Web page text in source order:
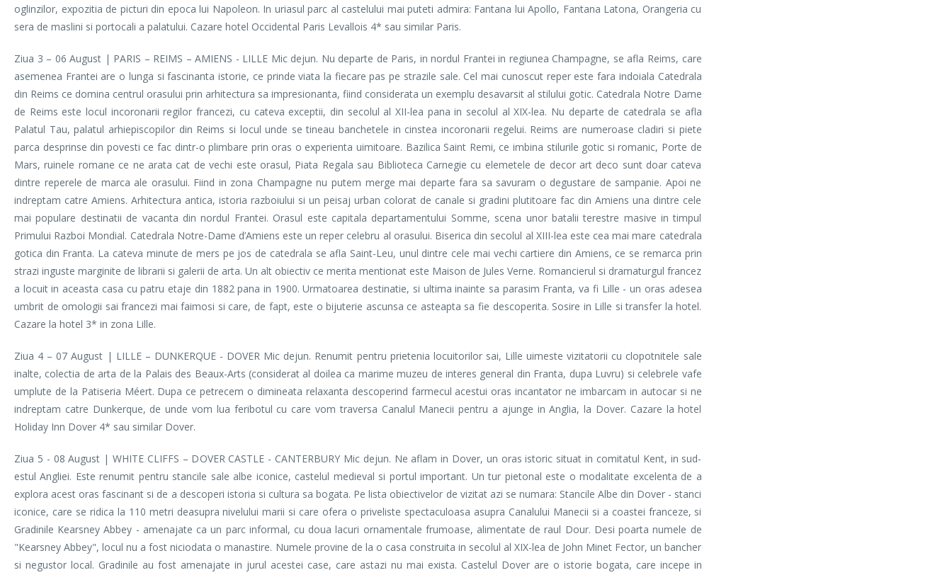
oglinzilor, expozitia de picturi din epoca lui Napoleon. In uriasul parc al castelului mai puteti admira: Fantana lui Apollo, Fantana Latona, Orangeria cu
sera de maslini si portocali a palatului. Cazare hotel Occidental Paris Levallois 4* sau similar Paris.
Ziua 3 – 06 August | PARIS – REIMS – AMIENS - LILLE Mic dejun. Nu departe de Paris, in nordul Frantei in regiunea Champagne, se afla Reims, care
asemenea Frantei are o lunga si fascinanta istorie, ce prinde viata la fiecare pas pe strazile sale. Cel mai cunoscut reper este fara indoiala Catedrala
din Reims ce domina centrul orasului prin arhitectura sa impresionanta, fiind considerata un exemplu desavarsit al stilului gotic. Catedrala Notre Dame
de Reims este locul incoronarii regilor francezi, cu cateva exceptii, din secolul al XII-lea pana in secolul al XIX-lea. Nu departe de catedrala se afla
Palatul Tau, palatul arhiepiscopilor din Reims si locul unde se tineau banchetele in cinstea incoronarii regelui. Reims are numeroase cladiri si piete
parca desprinse din povesti ce fac dintr-o plimbare prin oras o experienta uimitoare. Bazilica Saint Remi, ce imbina stilurile gotic si romanic, Porte de
Mars, ruinele romane ce ne arata cat de vechi este orasul, Piata Regala sau Biblioteca Carnegie cu elemetele de decor art deco sunt doar cateva
dintre reperele de marca ale orasului. Fiind in zona Champagne nu putem merge mai departe fara sa savuram o degustare de sampanie. Apoi ne
indreptam catre Amiens. Arhitectura antica, istoria razboiului si un peisaj urban colorat de canale si gradini plutitoare fac din Amiens una dintre cele
mai populare destinatii de vacanta din nordul Frantei. Orasul este capitala departamentului Somme, scena unor batalii terestre masive in timpul
Primului Razboi Mondial. Catedrala Notre-Dame d’Amiens este un reper celebru al orasului. Biserica din secolul al XIII-lea este cea mai mare catedrala
gotica din Franta. La cateva minute de mers pe jos de catedrala se afla Saint-Leu, unul dintre cele mai vechi cartiere din Amiens, ce se remarca prin
strazi inguste marginite de librarii si galerii de arta. Un alt obiectiv ce merita mentionat este Maison de Jules Verne. Romancierul si dramaturgul francez
a locuit in aceasta casa cu patru etaje din 1882 pana in 1900. Urmatoarea destinatie, si ultima inainte sa parasim Franta, va fi Lille - un oras adesea
umbrit de omologii sai francezi mai faimosi si care, de fapt, este o bijuterie ascunsa ce asteapta sa fie descoperita. Sosire in Lille si transfer la hotel.
Cazare la hotel 3* in zona Lille.
Ziua 4 – 07 August | LILLE – DUNKERQUE - DOVER Mic dejun. Renumit pentru prietenia locuitorilor sai, Lille uimeste vizitatorii cu clopotnitele sale
inalte, colectia de arta de la Palais des Beaux-Arts (considerat al doilea ca marime muzeu de interes general din Franta, dupa Luvru) si celebrele vafe
umplute de la Patiseria Méert. Dupa ce petrecem o dimineata relaxanta descoperind farmecul acestui oras incantator ne imbarcam in autocar si ne
indreptam catre Dunkerque, de unde vom lua feribotul cu care vom traversa Canalul Manecii pentru a ajunge in Anglia, la Dover. Cazare la hotel
Holiday Inn Dover 4* sau similar Dover.
Ziua 5 - 08 August | WHITE CLIFFS – DOVER CASTLE - CANTERBURY Mic dejun. Ne aflam in Dover, un oras istoric situat in comitatul Kent, in sud-
estul Angliei. Este renumit pentru stancile sale albe iconice, castelul medieval si portul important. Un tur pietonal este o modalitate excelenta de a
explora acest oras fascinant si de a descoperi istoria si cultura sa bogata. Pe lista obiectivelor de vizitat azi se numara: Stancile Albe din Dover - stanci
iconice, care se ridica la 110 metri deasupra nivelului marii si care ofera o priveliste spectaculoasa asupra Canalului Manecii si a coastei franceze, si
Gradinile Kearsney Abbey - amenajate ca un parc informal, cu doua lacuri ornamentale frumoase, alimentate de raul Dour. Desi poarta numele de
"Kearsney Abbey", locul nu a fost niciodata o manastire. Numele provine de la o casa construita in secolul al XIX-lea de John Minet Fector, un bancher
si negustor local. Gradinile au fost amenajate in jurul acestei case, care astazi nu mai exista. Castelul Dover are o istorie bogata, care incepe in